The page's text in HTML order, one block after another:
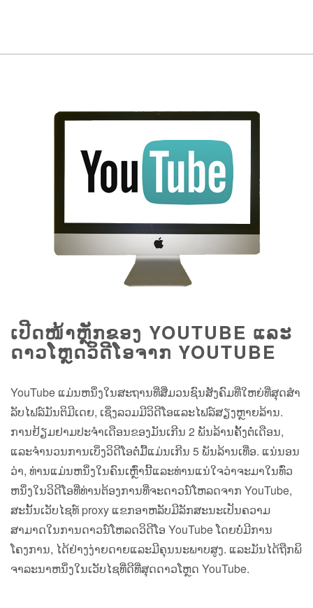
ເປີດໜ້າຫຼັກຂອງ YOUTUBE ແລະ
ດາວໂຫຼດວິດີໂອຈາກ YOUTUBE
YouTube ແມ່ນຫນຶ່ງໃນສະຖານທີ່ສື່ມວນຊົນສັງຄົມທີ່ໃຫຍ່ທີ່ສຸດສໍາ
ລັບໄຟລ໌ມັນຕິມີເດຍ, ເຊິ່ງລວມມີວິດີໂອແລະໄຟລ໌ສຽງຫຼາຍລ້ານ.
ການຢ້ຽມຢາມປະຈໍາເດືອນຂອງມັນເກີນ 2 ພັນລ້ານຄັ້ງຕໍ່ເດືອນ,
ແລະຈໍານວນການເບິ່ງວິດີໂອຕໍ່ມື້ແມ່ນເກີນ 5 ພັນລ້ານເທື່ອ. ແນ່ນອນ
ວ່າ, ທ່ານແມ່ນຫນຶ່ງໃນຄົນເຫຼົ່ານີ້ແລະທ່ານແນ່ໃຈວ່າຈະມາໃນທົ່ວ
ຫນຶ່ງໃນວິດີໂອທີ່ທ່ານຕ້ອງການທີ່ຈະດາວນ໌ໂຫລດຈາກ YouTube,
ສະນັ້ນເວັບໄຊທ໌ proxy ແຂກອາຫລັບມີລັກສະນະເປັນຄວາມ
ສາມາດໃນການດາວນ໌ໂຫລດວິດີໂອ YouTube ໂດຍບໍ່ມີການ
ໂຄງການ, ໄດ້ຢ່າງງ່າຍດາຍແລະມີຄຸນນະພາບສູງ. ແລະ​ມັນ​ໄດ້​ຖືກ​ພິ​
ຈາ​ລະ​ນາ​ຫນຶ່ງ​ໃນ​ເວັບ​ໄຊ​ທີ່​ດີ​ທີ່​ສຸດ​ດາວ​ໂຫຼດ YouTube​.